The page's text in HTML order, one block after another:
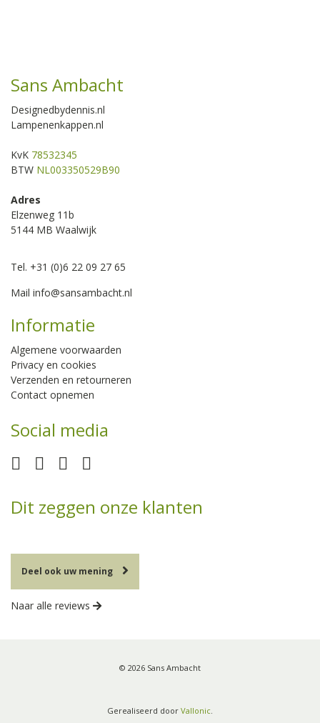
Sans Ambacht
Designedbydennis.nl
Lampenenkappen.nl
KvK 78532345
BTW NL003350529B90
Adres
Elzenweg 11b
5144 MB Waalwijk
Tel. +31 (0)6 22 09 27 65
Mail info@sansambacht.nl
Informatie
Algemene voorwaarden
Privacy en cookies
Verzenden en retourneren
Contact opnemen
Social media
Dit zeggen onze klanten
Deel ook uw mening
Naar alle reviews
© 2026 Sans Ambacht
Gerealiseerd door Vallonic